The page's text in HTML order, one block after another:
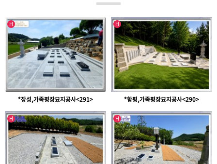
H
인기글
*장성,가족평장묘지공사<291>
H
인기글
*함평,가족평장묘지공사<290>
H
인기글
H
인기글